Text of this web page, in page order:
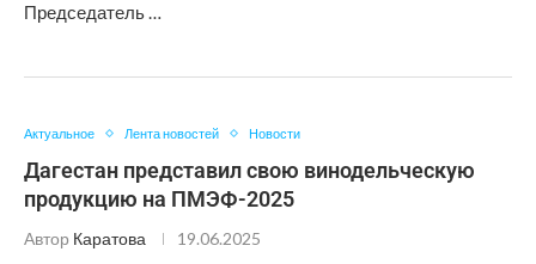
Председатель …
Актуальное Лента новостей Новости
Дагестан представил свою винодельческую
продукцию на ПМЭФ-2025
Автор Каратова 19.06.2025